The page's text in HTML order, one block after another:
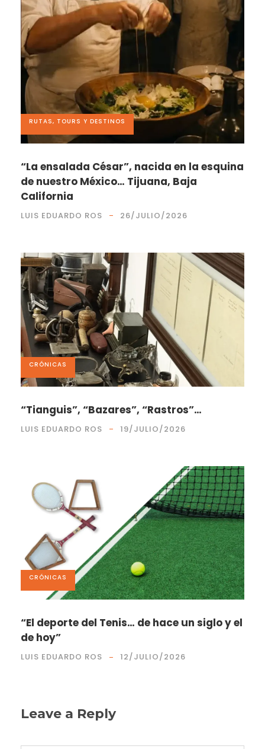
RUTAS, TOURS Y DESTINOS
“La ensalada César”, nacida en la esquina
de nuestro México… Tijuana, Baja
California
LUIS EDUARDO ROS 26/JULIO/2026
CRÓNICAS
“Tianguis”, “Bazares”, “Rastros”…
LUIS EDUARDO ROS 19/JULIO/2026
CRÓNICAS
“El deporte del Tenis… de hace un siglo y el
de hoy”
LUIS EDUARDO ROS 12/JULIO/2026
Leave a Reply